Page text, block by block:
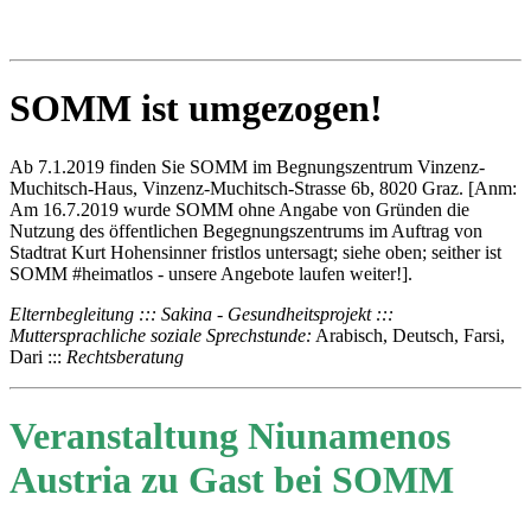
SOMM ist umgezogen!
Ab 7.1.2019 finden Sie SOMM im Begnungszentrum Vinzenz-
Muchitsch-Haus, Vinzenz-Muchitsch-Strasse 6b, 8020 Graz. [Anm:
Am 16.7.2019 wurde SOMM ohne Angabe von Gründen die
Nutzung des öffentlichen Begegnungszentrums im Auftrag von
Stadtrat Kurt Hohensinner fristlos untersagt; siehe oben; seither ist
SOMM #heimatlos - unsere Angebote laufen weiter!].
Elternbegleitung ::: Sakina - Gesundheitsprojekt :::
Muttersprachliche soziale Sprechstunde: Arabisch, Deutsch, Farsi,
Dari ::: Rechtsberatung
Veranstaltung Niunamenos
Austria zu Gast bei SOMM